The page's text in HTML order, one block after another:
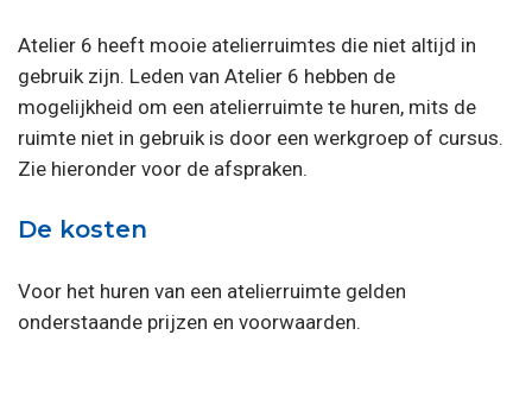
Atelier 6 heeft mooie atelierruimtes die niet altijd in
gebruik zijn. Leden van Atelier 6 hebben de
mogelijkheid om een atelierruimte te huren, mits de
ruimte niet in gebruik is door een werkgroep of cursus.
Zie hieronder voor de afspraken.
De kosten
Voor het huren van een atelierruimte gelden
onderstaande prijzen en voorwaarden.